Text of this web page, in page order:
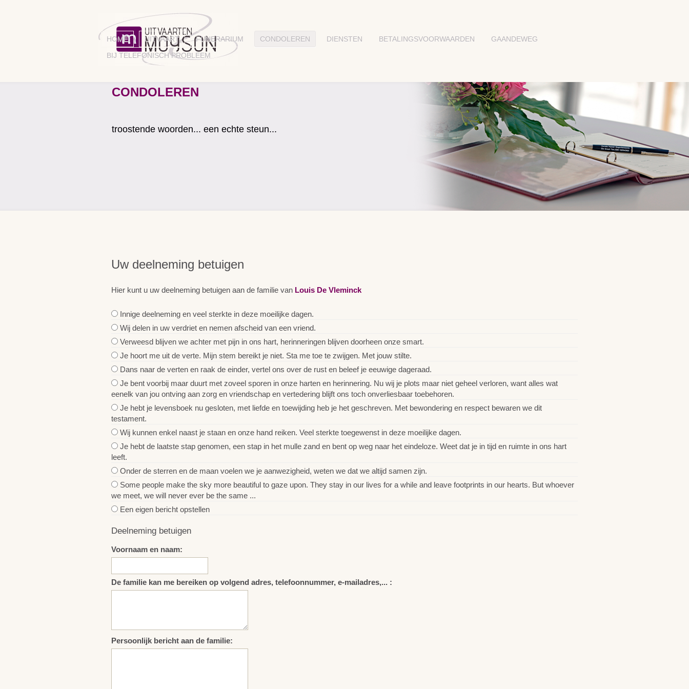
HOME UITVAART FUNERARIUM CONDOLEREN DIENSTEN BETALINGSVOORWAARDEN
GAANDEWEG
BIJ TELEFONISCH PROBLEEM
CONDOLEREN
troostende woorden... een echte steun...
Uw deelneming betuigen
Hier kunt u uw deelneming betuigen aan de familie van Louis De Vleminck
Innige deelneming en veel sterkte in deze moeilijke dagen.
Wij delen in uw verdriet en nemen afscheid van een vriend.
Verweesd blijven we achter met pijn in ons hart, herinneringen blijven doorheen onze smart.
Je hoort me uit de verte. Mijn stem bereikt je niet. Sta me toe te zwijgen. Met jouw stilte.
Dans naar de verten en raak de einder, vertel ons over de rust en beleef je eeuwige dageraad.
Je bent voorbij maar duurt met zoveel sporen in onze harten en herinnering. Nu wij je plots maar niet geheel verloren, want alles wat
eenelk van jou ontving aan zorg en vriendschap en vertedering blijft ons toch onverliesbaar toebehoren.
Je hebt je levensboek nu gesloten, met liefde en toewijding heb je het geschreven. Met bewondering en respect bewaren we dit
testament.
Wij kunnen enkel naast je staan en onze hand reiken. Veel sterkte toegewenst in deze moeilijke dagen.
Je hebt de laatste stap genomen, een stap in het mulle zand en bent op weg naar het eindeloze. Weet dat je in tijd en ruimte in ons hart
leeft.
Onder de sterren en de maan voelen we je aanwezigheid, weten we dat we altijd samen zijn.
Some people make the sky more beautiful to gaze upon. They stay in our lives for a while and leave footprints in our hearts. But whoever
we meet, we will never ever be the same ...
Een eigen bericht opstellen
Deelneming betuigen
Voornaam en naam:
De familie kan me bereiken op volgend adres, telefoonnummer, e-mailadres,... :
Persoonlijk bericht aan de familie: